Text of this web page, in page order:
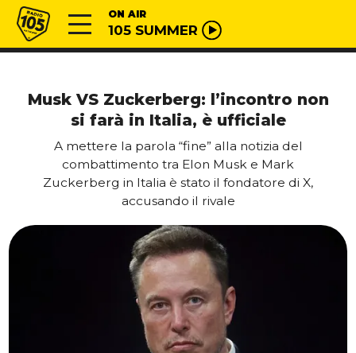
Vai al contenuto
Radio 105 ON AIR
105 SUMMER
Musk VS Zuckerberg: l’incontro non
si farà in Italia, è ufficiale
A mettere la parola “fine” alla notizia del
combattimento tra Elon Musk e Mark
Zuckerberg in Italia è stato il fondatore di X,
accusando il rivale